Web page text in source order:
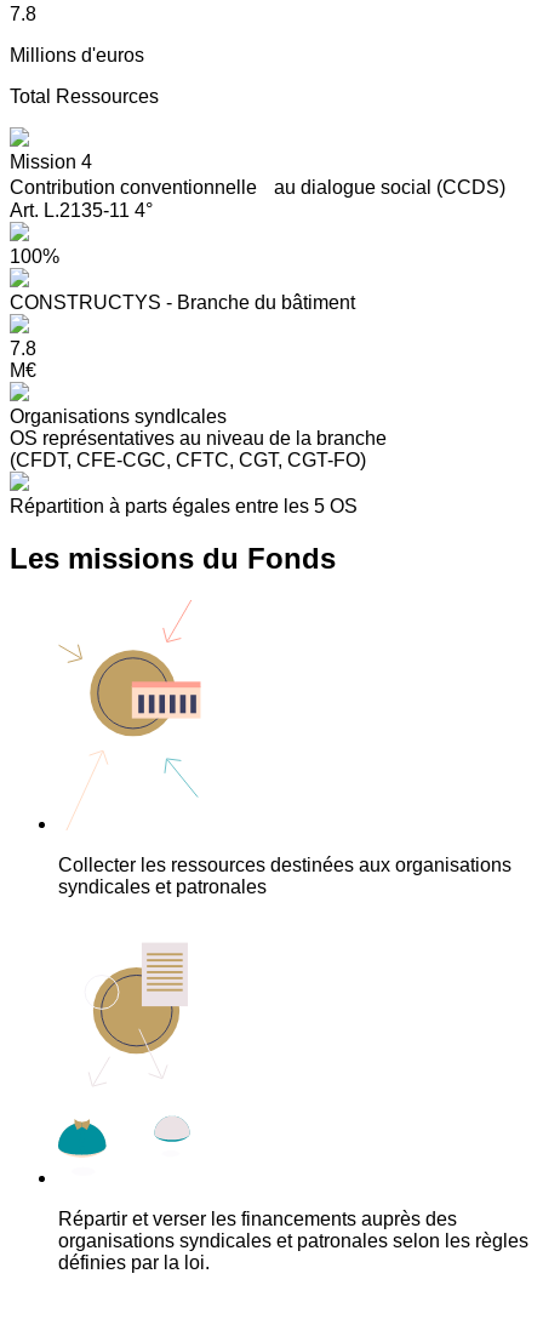
7.8
Millions d'euros
Total Ressources
Mission 4
Contribution conventionnelle au dialogue social (CCDS)
Art. L.2135-11 4°
100%
CONSTRUCTYS - Branche du bâtiment
7.8
M€
Organisations syndIcales
OS représentatives au niveau de la branche
(CFDT, CFE-CGC, CFTC, CGT, CGT-FO)
Répartition à parts égales entre les 5 OS
Les missions du Fonds
Collecter les ressources destinées aux organisations
syndicales et patronales
Répartir et verser les financements auprès des
organisations syndicales et patronales selon les règles
définies par la loi.